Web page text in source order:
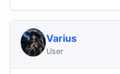
Varius
User